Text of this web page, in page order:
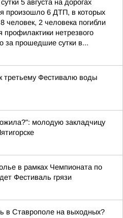
5 августа на дорогах
произошло 6 ДТП, в которых
человек, 2 человека погибли
профилактики нетрезвого
за прошедшие сутки в...
третьему Фестивалю воды
молодую закладчицу
в рамках Чемпионата по
Фестиваль грязи
в Ставрополе на выходных?